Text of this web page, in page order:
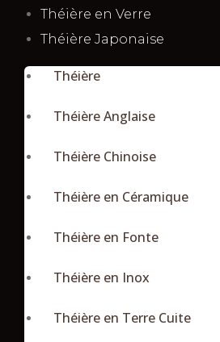
Théière en Verre
Théière Japonaise
Théière
Théière Anglaise
Théière Chinoise
Théière en Céramique
Théière en Fonte
Théière en Inox
Théière en Terre Cuite